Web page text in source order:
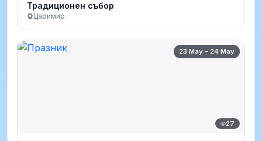
Традиционен събор
Царимир
23 May – 24 May
27